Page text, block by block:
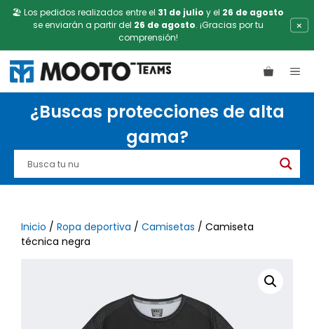
🏖️ Los pedidos realizados entre el 31 de julio y el 26 de agosto
se enviarán a partir del 26 de agosto. ¡Gracias por tu
comprensión!
×
Saltar
contenido
¿Buscas protecciones de alta
gama?
Inicio / Ropa deportiva / Camisetas / Camiseta
técnica negra